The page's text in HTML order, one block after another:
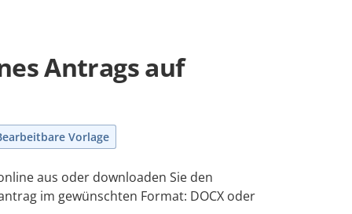
Antrags auf
Vorlage
aus oder downloaden Sie den
im gewünschten Format: DOCX oder